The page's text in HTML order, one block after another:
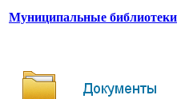
Муниципальные библиотеки